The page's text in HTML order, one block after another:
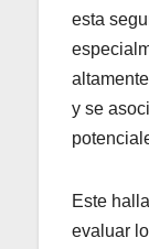
esta
y se
Este
evaluar